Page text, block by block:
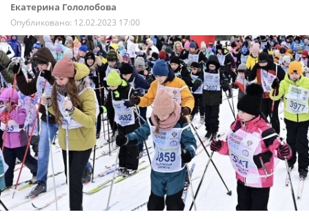
Екатерина Гололобова
Опубликовано: 12.02.2023 17:00